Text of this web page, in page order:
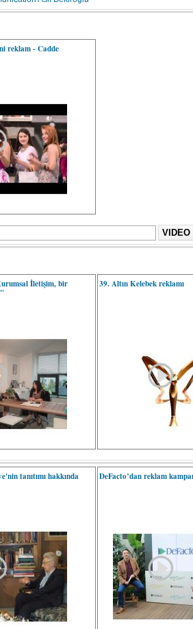
reklam - Cadde
İletişim, bir
39. Altın Kelebek reklamı
tanıtımı hakkında
DeFacto’dan reklam